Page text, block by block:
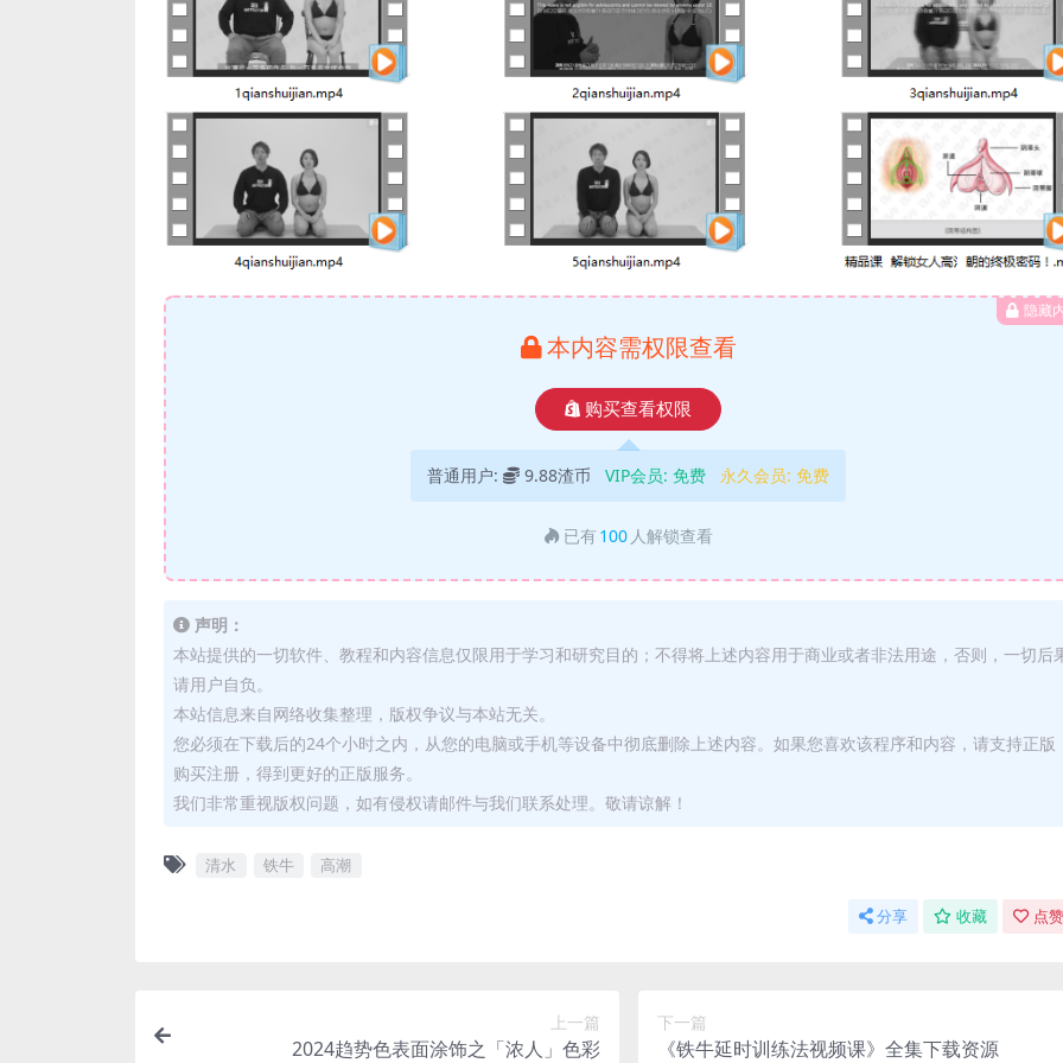
隐藏
本内容需权限查看
购买查看权限
普通用户: 9.88渣币 VIP会员: 免费 永久会员: 免费
已有 100 人解锁查看
声明：
本站提供的一切软件、教程和内容信息仅限用于学习和研究目的；不得将上述内容用于商业或者非法用途，否则，一切后
请用户自负。
本站信息来自网络收集整理，版权争议与本站无关。
您必须在下载后的24个小时之内，从您的电脑或手机等设备中彻底删除上述内容。如果您喜欢该程序和内容，请支持正版
购买注册，得到更好的正版服务。
我们非常重视版权问题，如有侵权请邮件与我们联系处理。敬请谅解！
清水 铁牛 高潮
分享 收藏 点
上一篇
2024趋势色表面涂饰之「浓人」色彩
下一篇
《铁牛延时训练法视频课》全集下载资源